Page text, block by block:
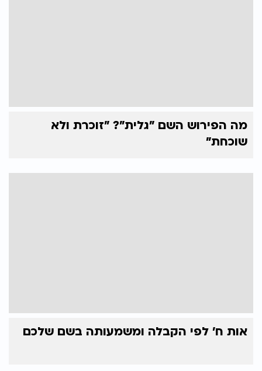
מה הפירוש השם "גלית"? "זוכרת ולא
שוכחת"
אות ח' לפי הקבלה ומשמעותה בשם שלכם